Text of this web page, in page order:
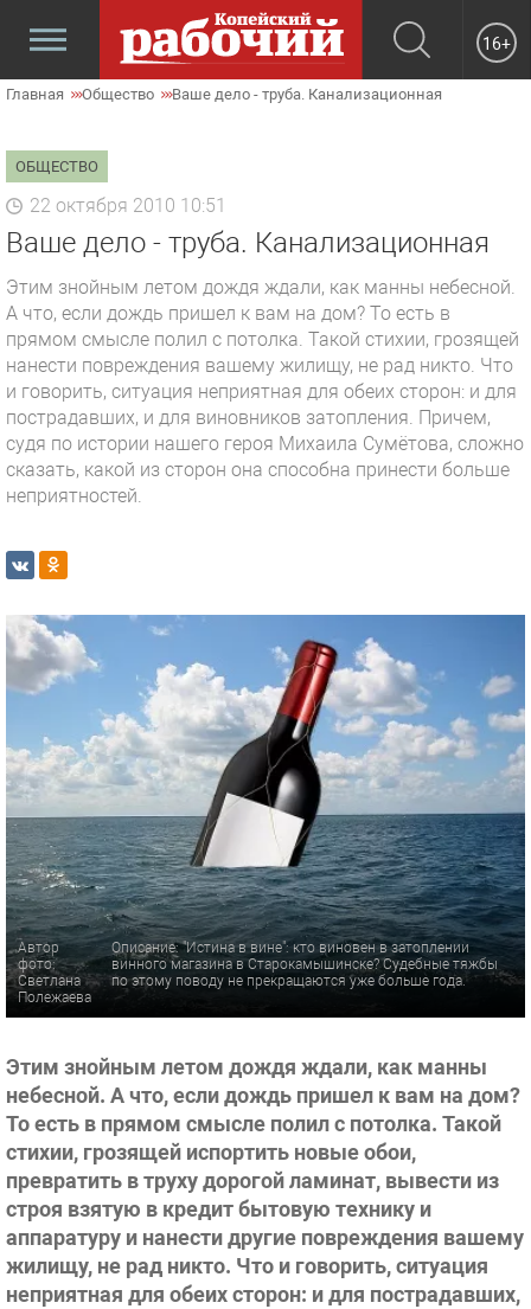
16+
Главная Общество Ваше дело - труба. Канализационная
ОБЩЕСТВО
22 октября 2010 10:51
Ваше дело - труба. Канализационная
Этим знойным летом дождя ждали, как манны небесной.
А что, если дождь пришел к вам на дом? То есть в
прямом смысле полил с потолка. Такой стихии, грозящей
нанести повреждения вашему жилищу, не рад никто. Что
и говорить, ситуация неприятная для обеих сторон: и для
пострадавших, и для виновников затопления. Причем,
судя по истории нашего героя Михаила Сумётова, сложно
сказать, какой из сторон она способна принести больше
неприятностей.
Автор
фото:
Светлана
Полежаева
Описание: "Истина в вине": кто виновен в затоплении
винного магазина в Старокамышинске? Судебные тяжбы
по этому поводу не прекращаются уже больше года.
Этим знойным летом дождя ждали, как манны
небесной. А что, если дождь пришел к вам на дом?
То есть в прямом смысле полил с потолка. Такой
стихии, грозящей испортить новые обои,
превратить в труху дорогой ламинат, вывести из
строя взятую в кредит бытовую технику и
аппаратуру и нанести другие повреждения вашему
жилищу, не рад никто. Что и говорить, ситуация
неприятная для обеих сторон: и для пострадавших,